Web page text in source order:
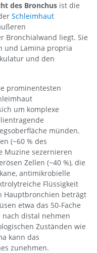
des Bronchus ist die
Schleimhaut
Bronchialwand liegt. Sie
und Lamina propria
und den
prominentesten
um komplexe
münden.
(~60 % des
Muzine sezernieren
Zellen (~40 %), die
antimikrobielle
Flüssigkeit
Hauptbronchien beträgt
etwa das 50-Fache
distal nehmen
Zuständen wie
kann das
zunehmen.